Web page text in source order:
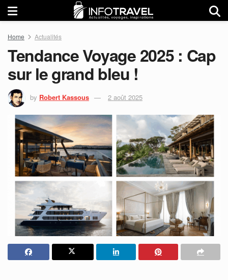
Home Actualités
Tendance Voyage 2025 : Cap
sur le grand bleu !
by Robert Kassous 2 août 2025